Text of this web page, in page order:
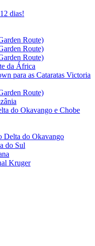
dias!
Route)
Route)
Route)
da África
para as Cataratas Victoria
Route)
do Okavango e Chobe
Delta do Okavango
do Sul
Kruger